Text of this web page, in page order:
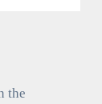
the